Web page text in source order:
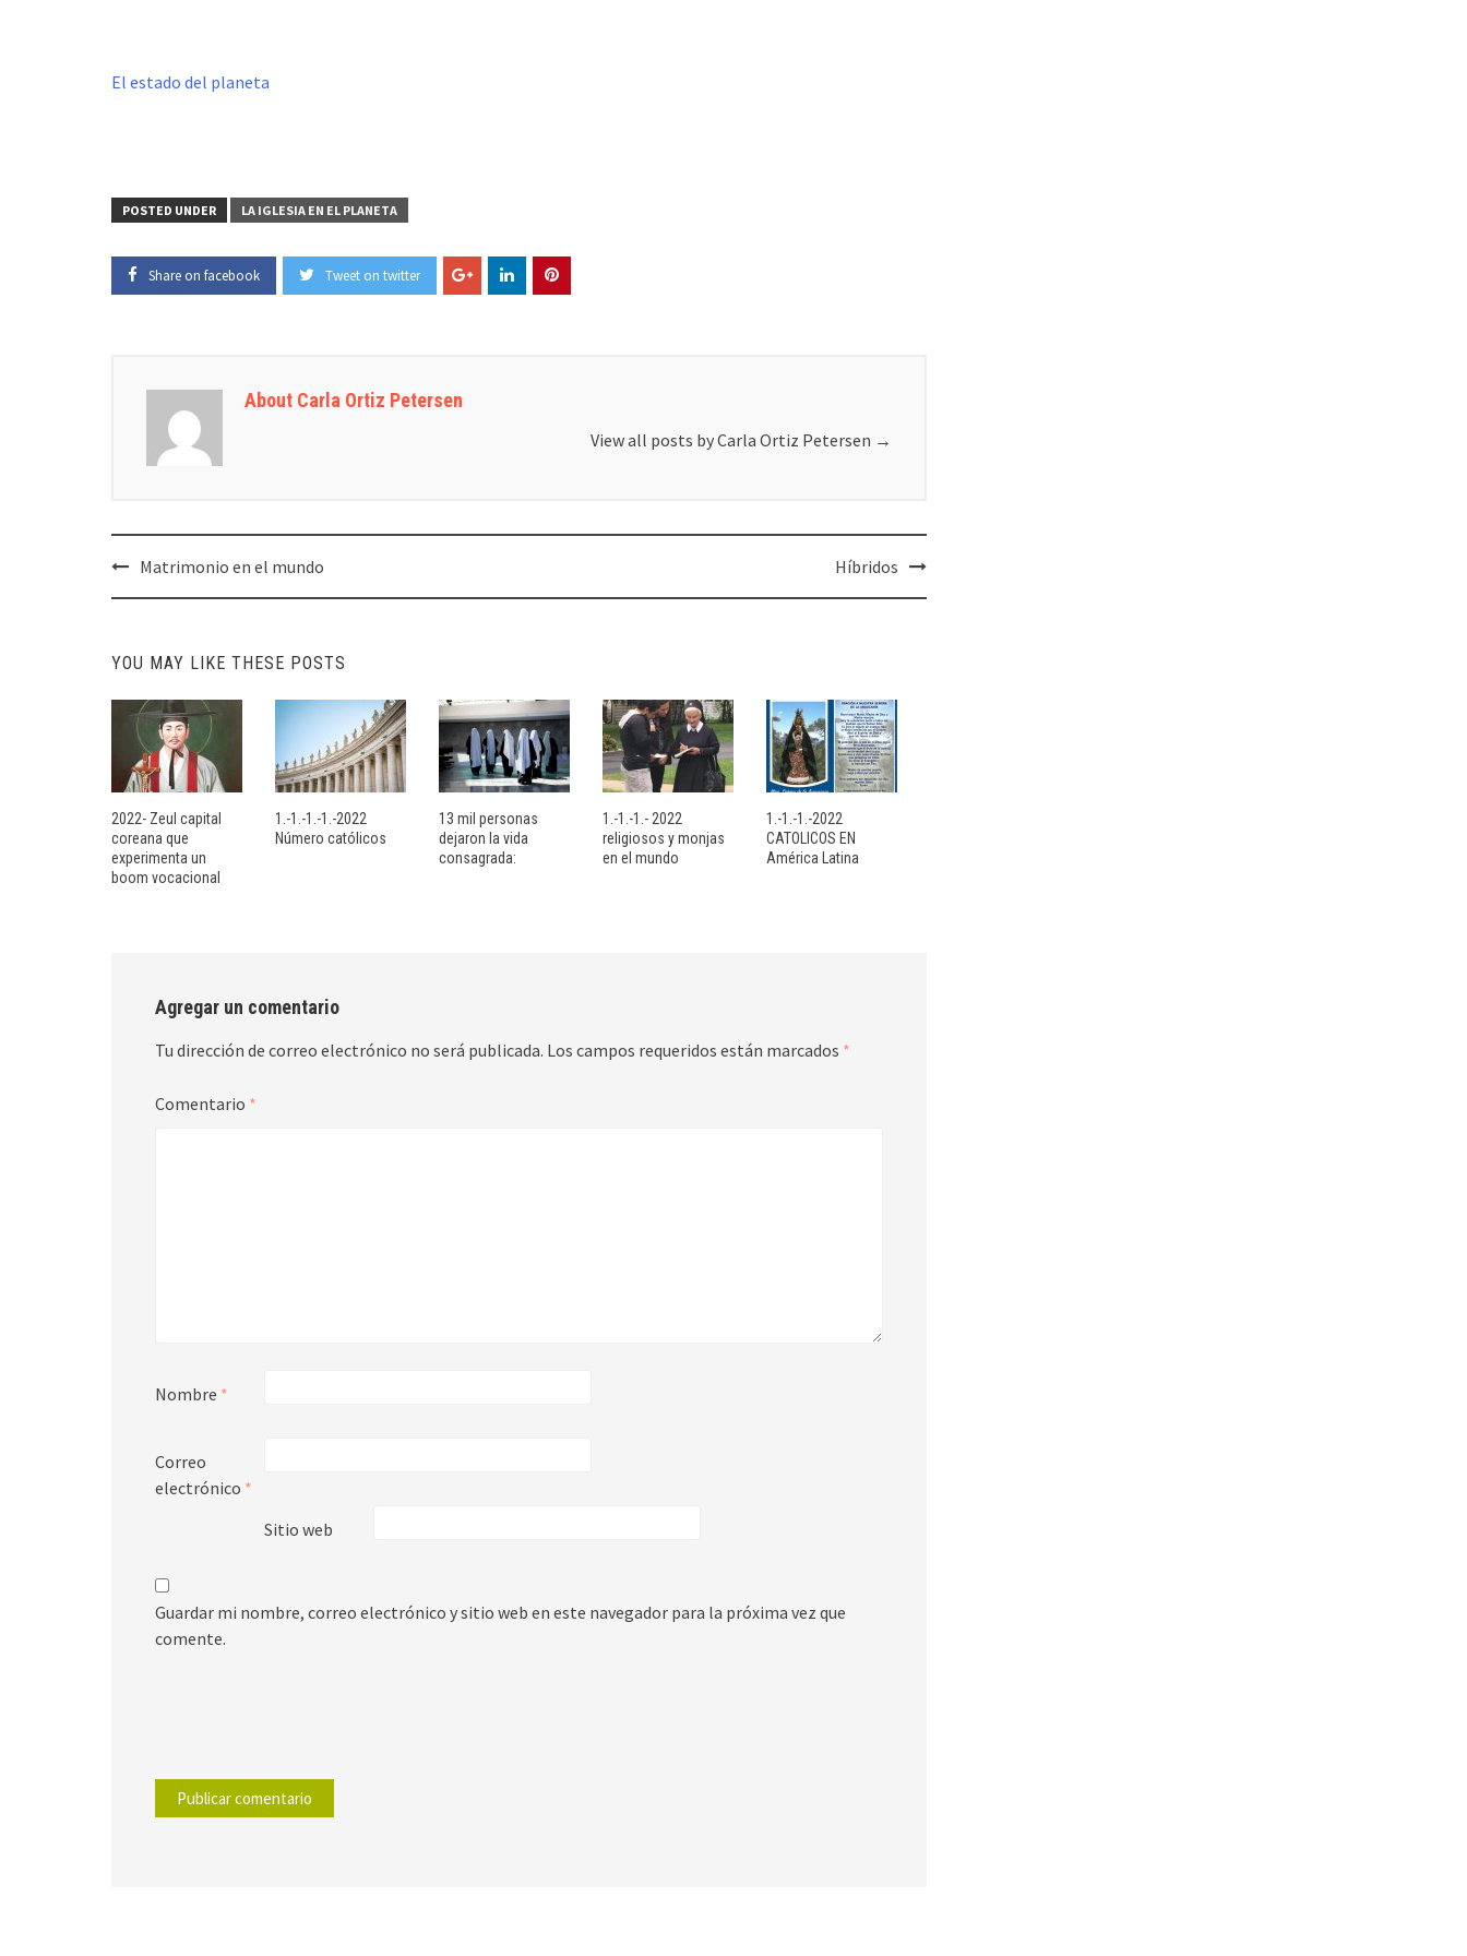
El estado del planeta
POSTED UNDER LA IGLESIA EN EL PLANETA
Share on facebook Tweet on twitter
About Carla Ortiz Petersen
View all posts by Carla Ortiz Petersen →
Post
navigation
Matrimonio en el mundo Híbridos
YOU MAY LIKE THESE POSTS
2022- Zeul capital
coreana que
experimenta un
boom vocacional
1.-1.-1.-1.-2022
Número católicos
13 mil personas
dejaron la vida
consagrada:
1.-1.-1.- 2022
religiosos y monjas
en el mundo
1.-1.-1.-2022
CATOLICOS EN
América Latina
Agregar un comentario
Tu dirección de correo electrónico no será publicada. Los campos requeridos están marcados *
Comentario *
Nombre *
Correo
electrónico *
Sitio web
Guardar mi nombre, correo electrónico y sitio web en este navegador para la próxima vez que
comente.